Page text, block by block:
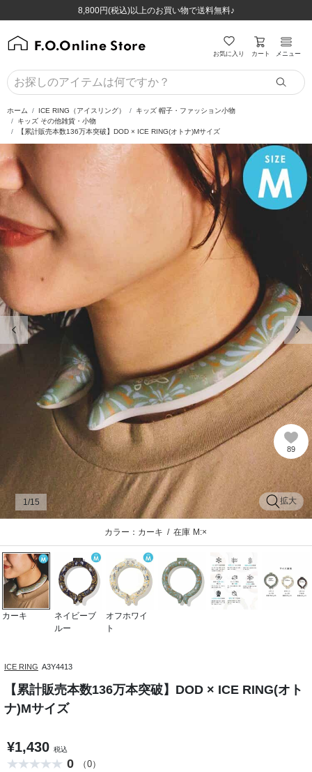
8,800円(税込)以上のお買い物で送料無料♪
ほぼ全品半額！！8/12(水)お昼12:59まで！！
8,800円(税込)以上のお買い物で送料無料♪
ほぼ全品半額！！8/12(水)お昼12:59まで！！
お気に入り カート メニュー
ホーム ICE RING（アイスリング）
キッズ 帽子・ファッション小物
キッズ その他雑貨・小物
【累計販売本数136万本突破】DOD × ICE RING(オトナ)Mサイズ
前の画像 次
89
拡大
1 /15
カラー：カーキ / 在庫 M:×
カーキ
ネイビーブ
ルー
オフホワイ
ト
ICE RING A3Y4413
【累計販売本数136万本突破】DOD × ICE RING(オト
ナ)Mサイズ
¥1,430 税込
0 （0）